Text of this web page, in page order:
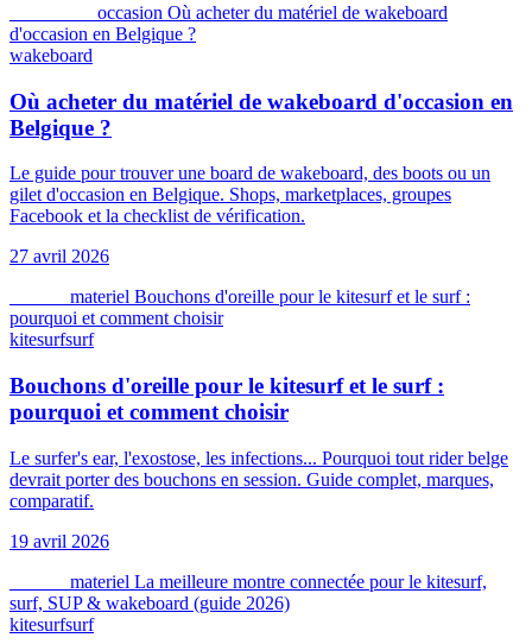
occasion Où acheter du matériel de wakeboard
d'occasion en Belgique ?
wakeboard
Où acheter du matériel de wakeboard d'occasion en
Belgique ?
Le guide pour trouver une board de wakeboard, des boots ou un
gilet d'occasion en Belgique. Shops, marketplaces, groupes
Facebook et la checklist de vérification.
27 avril 2026
materiel Bouchons d'oreille pour le kitesurf et le surf :
pourquoi et comment choisir
kitesurfsurf
Bouchons d'oreille pour le kitesurf et le surf :
pourquoi et comment choisir
Le surfer's ear, l'exostose, les infections... Pourquoi tout rider belge
devrait porter des bouchons en session. Guide complet, marques,
comparatif.
19 avril 2026
materiel La meilleure montre connectée pour le kitesurf,
surf, SUP & wakeboard (guide 2026)
kitesurfsurf